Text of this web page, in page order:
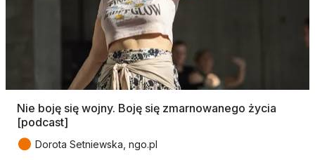
Nie boję się wojny. Boję się zmarnowanego życia
[podcast]
● Dorota Setniewska, ngo.pl